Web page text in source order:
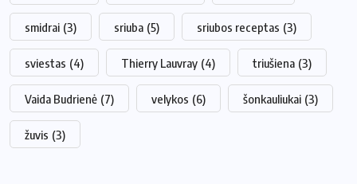
smidrai (3) sriuba (5) sriubos receptas (3)
sviestas (4) Thierry Lauvray (4) triušiena (3)
Vaida Budrienė (7) velykos (6) šonkauliukai (3)
žuvis (3)